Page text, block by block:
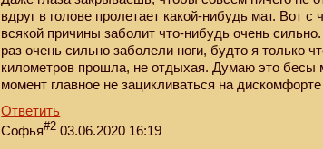
вдруг в голове пролетает какой-нибудь мат. Вот с
всякой причины заболит что-нибудь очень
раз очень сильно заболели ноги, будто я только
километров прошла, не отдыхая. Думаю это бесы
момент главное не зацикливаться на
Ответить
Софья#2 03.06.2020 16:19